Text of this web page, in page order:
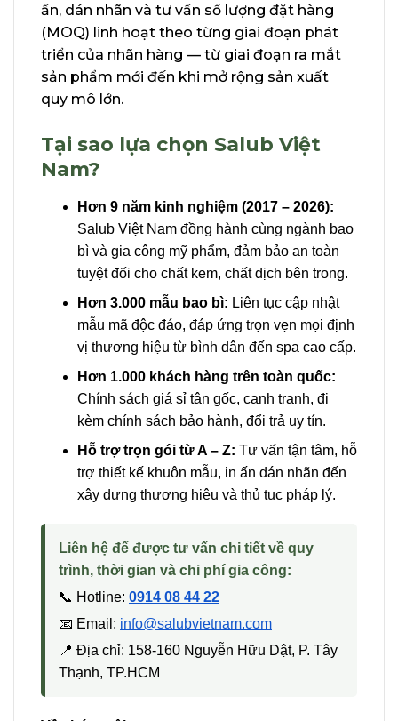
ấn, dán nhãn và tư vấn số lượng đặt hàng
(MOQ) linh hoạt theo từng giai đoạn phát
triển của nhãn hàng — từ giai đoạn ra mắt
sản phẩm mới đến khi mở rộng sản xuất
quy mô lớn.
Tại sao lựa chọn Salub Việt
Nam?
Hơn 9 năm kinh nghiệm (2017 – 2026):
Salub Việt Nam đồng hành cùng ngành bao
bì và gia công mỹ phẩm, đảm bảo an toàn
tuyệt đối cho chất kem, chất dịch bên trong.
Hơn 3.000 mẫu bao bì: Liên tục cập nhật
mẫu mã độc đáo, đáp ứng trọn vẹn mọi định
vị thương hiệu từ bình dân đến spa cao cấp.
Hơn 1.000 khách hàng trên toàn quốc:
Chính sách giá sỉ tận gốc, cạnh tranh, đi
kèm chính sách bảo hành, đổi trả uy tín.
Hỗ trợ trọn gói từ A – Z: Tư vấn tận tâm, hỗ
trợ thiết kế khuôn mẫu, in ấn dán nhãn đến
xây dựng thương hiệu và thủ tục pháp lý.
Liên hệ để được tư vấn chi tiết về quy
trình, thời gian và chi phí gia công:
📞 Hotline: 0914 08 44 22
📧 Email: info@salubvietnam.com
📍 Địa chỉ: 158-160 Nguyễn Hữu Dật, P. Tây
Thạnh, TP.HCM